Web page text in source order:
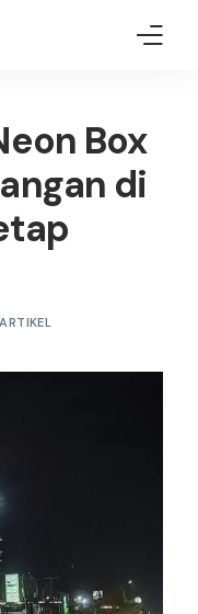
Box
di
ARTIKEL